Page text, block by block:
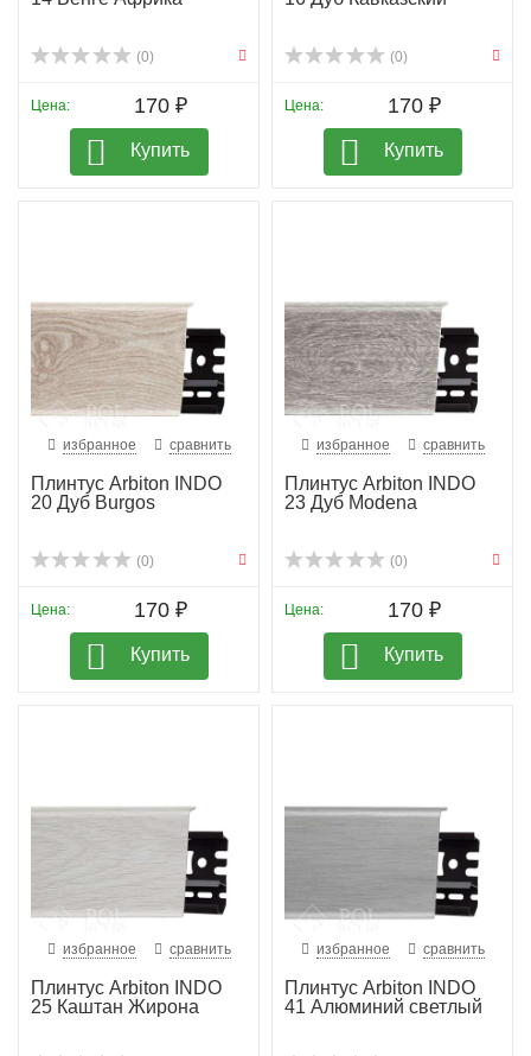
(0)
Цена: 170 ₽
Купить
(0)
Цена: 170 ₽
Купить
избранное сравнить
Плинтус Arbiton INDO
20 Дуб Burgos
(0)
Цена: 170 ₽
Купить
избранное сравнить
Плинтус Arbiton INDO
23 Дуб Modena
(0)
Цена: 170 ₽
Купить
избранное сравнить
Плинтус Arbiton INDO
25 Каштан Жирона
избранное сравнить
Плинтус Arbiton INDO
41 Алюминий светлый